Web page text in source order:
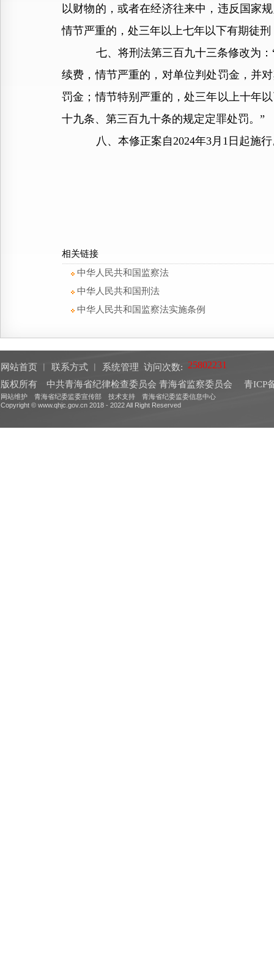
以财物的，或者在经济往来中，违反国家
情节严重的，处三年以上七年以下有期徒刑
七、将刑法第三百九十三条修改为：“
续费，情节严重的，对单位判处罚金，并
罚金；情节特别严重的，处三年以上十年
十九条、第三百九十条的规定定罪处罚。”
八、本修正案自2024年3月1日起施行
相关链接
中华人民共和国监察法
中华人民共和国刑法
中华人民共和国监察法实施条例
网站首页 联系方式 系统管理 访问次数:
版权所有 中共青海省纪律检查委员会 青海省监察委员会
青ICP
网站维护 青海省纪委监委宣传部 技术支持 青海省纪委监委信息中心
Copyright © www.qhjc.gov.cn 2018 - 2022 All Right Reserved